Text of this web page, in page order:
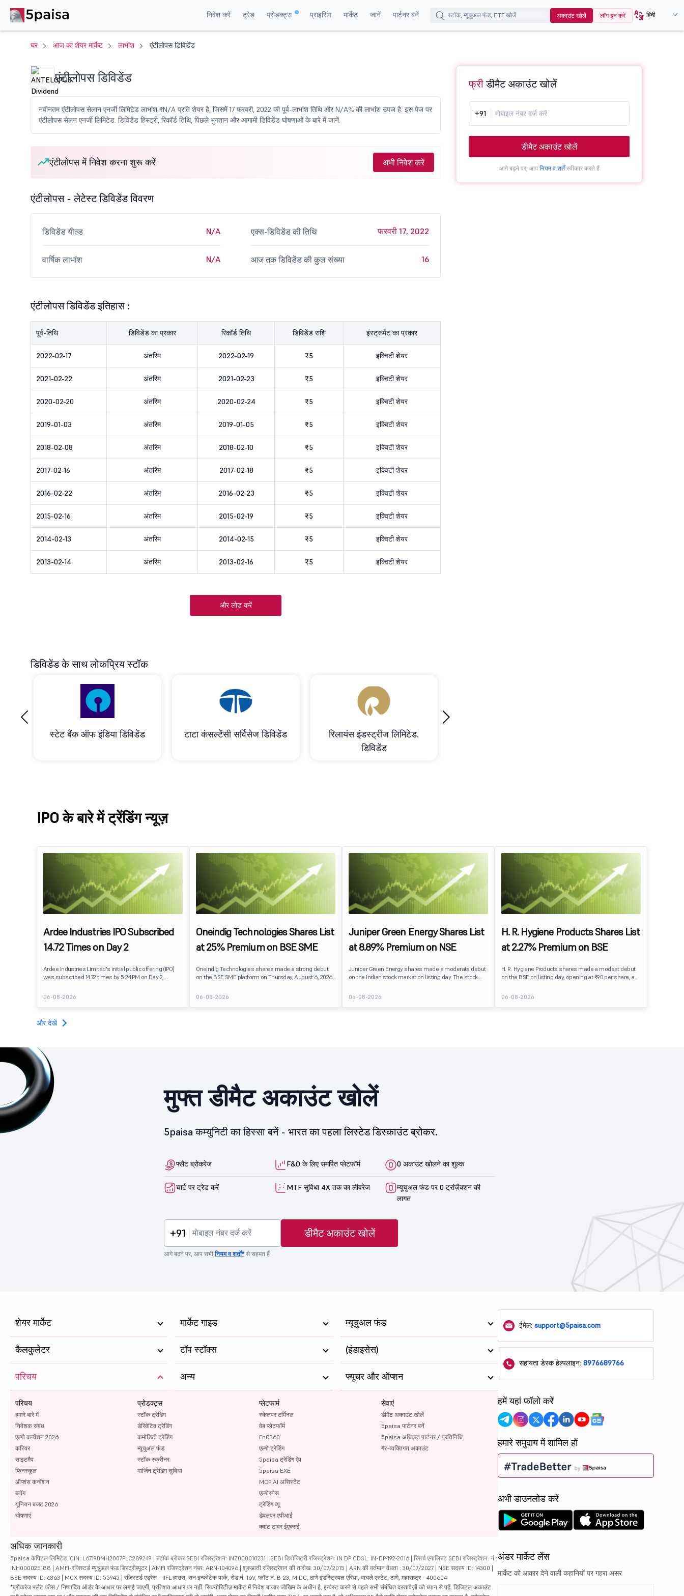
निवेश करें ट्रेड प्रोडक्ट्स प्राइसिंग मार्केट जानें पार्टनर बनें अकाउंट खोलें लॉग इन करें हिंदी
घर आज का शेयर मार्केट लाभांश एंटीलोपस डिविडेंड
एंटीलोपस डिविडेंड
नवीनतम एंटीलोपस सेलान एनर्जी लिमिटेड लाभांश ₹N/A प्रति शेयर है, जिसमें 17 फरवरी, 2022 की पूर्व-लाभांश तिथि और N/A% की लाभांश उपज है. इस पेज पर
एंटीलोपस सेलन एनर्जी लिमिटेड. डिविडेंड हिस्ट्री, रिकॉर्ड तिथि, पिछले भुगतान और आगामी डिविडेंड घोषणाओं के बारे में जानें.
एंटीलोपस में निवेश करना शुरू करें अभी निवेश करें
एंटीलोपस - लेटेस्ट डिविडेंड विवरण
डिविडेंड यील्ड N/A
वार्षिक लाभांश N/A
एक्स-डिविडेंड की तिथि फरवरी 17, 2022
आज तक डिविडेंड की कुल संख्या 16
एंटीलोपस डिविडेंड इतिहास :
पूर्व-तिथि डिविडेंड का प्रकार रिकॉर्ड तिथि डिविडेंड राशि इंस्ट्रूमेंट का प्रकार
2022-02-17 अंतरिम 2022-02-19 ₹5 इक्विटी शेयर
2021-02-22 अंतरिम 2021-02-23 ₹5 इक्विटी शेयर
2020-02-20 अंतरिम 2020-02-24 ₹5 इक्विटी शेयर
2019-01-03 अंतरिम 2019-01-05 ₹5 इक्विटी शेयर
2018-02-08 अंतरिम 2018-02-10 ₹5 इक्विटी शेयर
2017-02-16 अंतरिम 2017-02-18 ₹5 इक्विटी शेयर
2016-02-22 अंतरिम 2016-02-23 ₹5 इक्विटी शेयर
2015-02-16 अंतरिम 2015-02-19 ₹5 इक्विटी शेयर
2014-02-13 अंतरिम 2014-02-15 ₹5 इक्विटी शेयर
2013-02-14 अंतरिम 2013-02-16 ₹5 इक्विटी शेयर
और लोड करें
फ्रीडीमैट अकाउंट खोलें
+91
डीमैट अकाउंट खोलें
आगे बढ़ने पर, आप नियम व शर्तेंस्वीकार करते हैं
डिविडेंड के साथ लोकप्रिय स्टॉक
स्टेट बैंक ऑफ इंडिया डिविडेंड टाटा कंसल्टेंसी सर्विसेज डिविडेंड
रिलायंस इंडस्ट्रीज लिमिटेड.
डिविडेंड
‹ ›
IPO के बारे में ट्रेंडिंग न्यूज़
Ardee Industries IPO Subscribed
14.72 Times on Day 2
Ardee Industries Limited's initial public offering (IPO)
was subscribed 14.72 times by 5:24 PM on Day 2,
82,78,20,099 shares against 5,62,46,366 shares
available for subscription.
06-08-2026
Oneindig Technologies Shares List
at 25% Premium on BSE SME
Oneindig Technologies shares made a strong debut
on the BSE SME platform on Thursday, August 6, 2026.
price of ₹96, reflecting positive investor sentiment
despite the IPO receiving a modest overall
subscription. Oneindig Technologies IPO Listing Details
06-08-2026
Juniper Green Energy Shares List
at 8.89% Premium on NSE
Juniper Green Energy shares made a moderate debut
on the Indian stock market on listing day. The stock
delivering a premium of nearly 8.89% over its IPO issue
price of ₹225. The listing offered modest gains to IPO
investors, reflecting steady market sentiment
06-08-2026
H. R. Hygiene Products Shares List
at 2.27% Premium on BSE
H. R. Hygiene Products shares made a modest debut
on the BSE on listing day, opening at ₹90 per share, a
stock traded close to its listing price at ₹89.99, reflecting
steady investor interest following a moderately
subscribed public issue.
06-08-2026
और देखें
मुफ्त डीमैट अकाउंट खोलें
5paisa कम्युनिटी का हिस्सा बनें - भारत का पहला लिस्टेड डिस्काउंट ब्रोकर.
फ्लैट ब्रोकरेज F&O के लिए समर्पित प्लेटफॉर्म 0 अकाउंट खोलने का शुल्क
चार्ट पर ट्रेड करें MTF सुविधा 4X तक का लीवरेज
म्यूचुअल फंड पर 0 ट्रांज़ैक्शन की
लागत
+91 डीमैट अकाउंट खोलें
आगे बढ़ने पर, आप सभीनियम व शर्तों*से सहमत हैं
शेयर मार्केट मार्केट गाइड म्यूचुअल फंड
कैलकुलेटर टॉप स्टॉक्स (इंडाइसेस)
परिचय
परिचय
हमारे बारे में
निवेशक संबंध
एल्गो कन्वेंशन 2026
करियर
साइटमैप
फिनस्कूल
ऑप्शंस कन्वेंशन
ब्लॉग
यूनियन बजट 2026
घोषणाएं
प्रोडक्ट्स
स्टॉक ट्रेडिंग
डेरिवेटिव ट्रेडिंग
कमोडिटी ट्रेडिंग
म्यूचुअल फंड
स्टॉक स्क्रीनर
मार्जिन ट्रेडिंग सुविधा
प्लेटफार्म
स्केलपर टर्मिनल
वेब प्लेटफॉर्म
FnO360
एल्गो ट्रेडिंग
5paisa ट्रेडिंग ऐप
5paisa EXE
MCP AI असिस्टेंट
एल्गोस्पेस
ट्रेडिंग व्यू
डेवलपर एपीआई
क्वांट टावर ईएक्सई
सेवाएं
डीमैट अकाउंट खोलें
5paisa पार्टनर बनें
5paisa अधिकृत पार्टनर / प्रतिनिधि
गैर-व्यक्तिगत अकाउंट
अन्य फ्यूचर और ऑप्शन
अधिक जानकारी
5paisa कैपिटल लिमिटेड. CIN: L67190MH2007PLC289249 | स्टॉक ब्रोकर SEBI रजिस्ट्रेशन: INZ000010231 | SEBI डिपॉजिटरी रजिस्ट्रेशन: IN DP CDSL: IN-DP-192-2016 | रिसर्च एनालिस्ट SEBI रजिस्ट्रेशन. नं.:
INH000025188 | AMFI-रजिस्टर्ड म्यूचुअल फंड डिस्ट्रीब्यूटर | AMFI रजिस्ट्रेशन नंबर: ARN-104096 | शुरुआती रजिस्ट्रेशन की तारीख: 30/07/2015 | ARN की वर्तमान वैधता : 30/07/2027 | NSE सदस्य ID: 14300 |
BSE सदस्य ID: 6363 | MCX सदस्य ID: 55945 | रजिस्टर्ड एड्रेस - IIFL हाउस, सन इन्फोटेक पार्क, रोड नं. 16V, प्लॉट नं. B-23, MIDC, ठाणे इंडस्ट्रियल एरिया, वाघले एस्टेट, ठाणे, महाराष्ट्र - 400604
*ब्रोकरेज फ्लैट फीस / निष्पादित ऑर्डर के आधार पर लगाई जाएगी, प्रतिशत आधार पर नहीं. सिक्योरिटीज़ मार्केट में निवेश बाजार जोखिम के अधीन है, इन्वेस्ट करने से पहले सभी संबंधित दस्तावेज़ों को ध्यान से पढ़ें. डिजिटल अकाउंट
ईमेल:support@5paisa.com
सहायता डेस्क हेल्पलाइन:8976689766
हमें यहां फॉलो करें
हमारे समुदाय में शामिल हों
अभी डाउनलोड करें
अंडर मार्केट लेंस
मार्केट को आकार देने वाली कहानियों पर गहरा असर